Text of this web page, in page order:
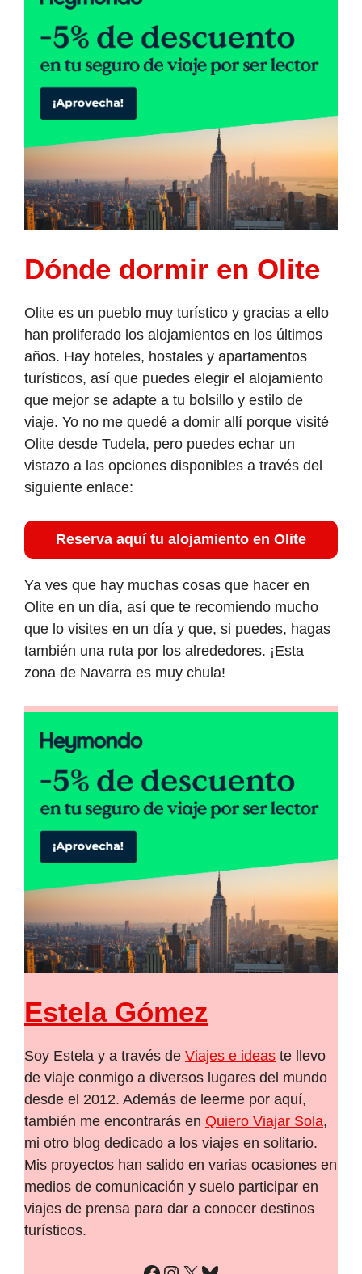
Dónde dormir en Olite
Olite es un pueblo muy turístico y gracias a ello
han proliferado los alojamientos en los últimos
años. Hay hoteles, hostales y apartamentos
turísticos, así que puedes elegir el alojamiento
que mejor se adapte a tu bolsillo y estilo de
viaje. Yo no me quedé a domir allí porque visité
Olite desde Tudela, pero puedes echar un
vistazo a las opciones disponibles a través del
siguiente enlace:
Reserva aquí tu alojamiento en Olite
Ya ves que hay muchas cosas que hacer en
Olite en un día, así que te recomiendo mucho
que lo visites en un día y que, si puedes, hagas
también una ruta por los alrededores. ¡Esta
zona de Navarra es muy chula!
Estela Gómez
Soy Estela y a través de Viajes e ideas te llevo
de viaje conmigo a diversos lugares del mundo
desde el 2012. Además de leerme por aquí,
también me encontrarás en Quiero Viajar Sola,
mi otro blog dedicado a los viajes en solitario.
Mis proyectos han salido en varias ocasiones en
medios de comunicación y suelo participar en
viajes de prensa para dar a conocer destinos
turísticos.